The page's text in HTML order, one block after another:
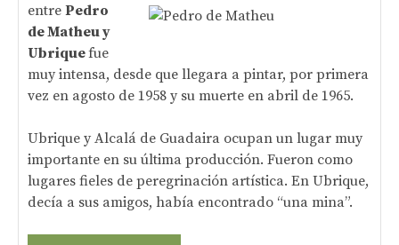
entre Pedro
de Matheu y
Ubriquefue
muy intensa, desde que llegara a pintar, por primera
vez en agosto de 1958 y su muerte en abril de 1965.
Ubrique y Alcalá de Guadaira ocupan un lugar muy
importante en su última producción. Fueron como
lugares fieles de peregrinación artística. En Ubrique,
decía a sus amigos, había encontrado “una mina”.